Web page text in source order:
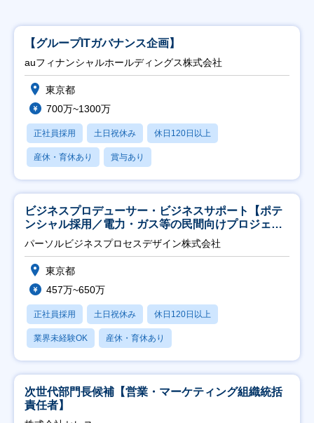
【グループITガバナンス企画】
auフィナンシャルホールディングス株式会社
東京都
700万~1300万
正社員採用 土日祝休み 休日120日以上
産休・育休あり 賞与あり
ビジネスプロデューサー・ビジネスサポート【ポテ
ンシャル採用／電力・ガス等の民間向けプロジェク
ト推進】
パーソルビジネスプロセスデザイン株式会社
東京都
457万~650万
正社員採用 土日祝休み 休日120日以上
業界未経験OK 産休・育休あり
次世代部門長候補【営業・マーケティング組織統括
責任者】